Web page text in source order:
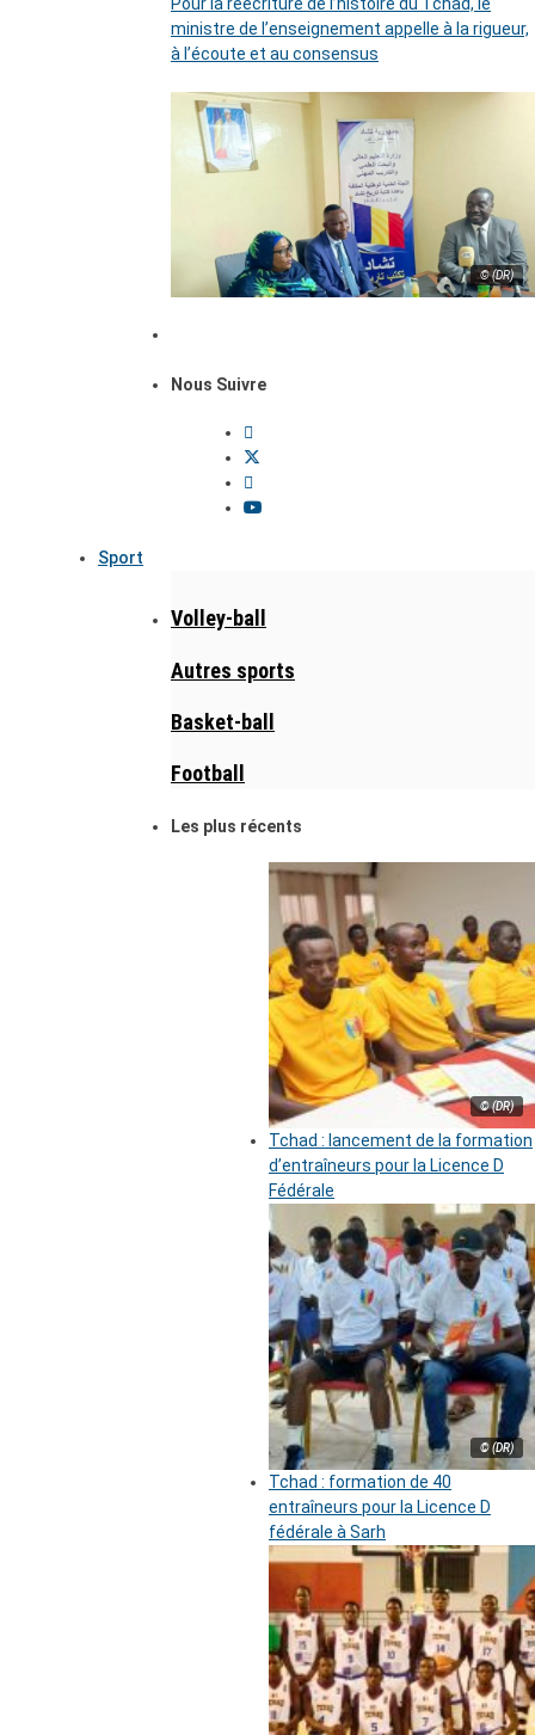
ministre de l’enseignement appelle à la rigueur,
à l’écoute et au consensus
© (DR)
Nous Suivre
Sport
Volley-ball
Autres sports
Basket-ball
Football
Les plus récents
© (DR)
Tchad : lancement de la formation
d’entraîneurs pour la Licence D
Fédérale
© (DR)
Tchad : formation de 40
entraîneurs pour la Licence D
fédérale à Sarh